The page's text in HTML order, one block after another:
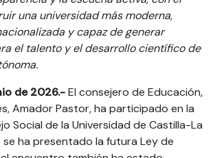
una universidad más moderna,
y capaz de generar
el talento y el desarrollo científico de
de 2026.-El consejero de Educación,
Amador Pastor, ha participado en la
Social de la Universidad de Castilla-La
se ha presentado la futura Ley de